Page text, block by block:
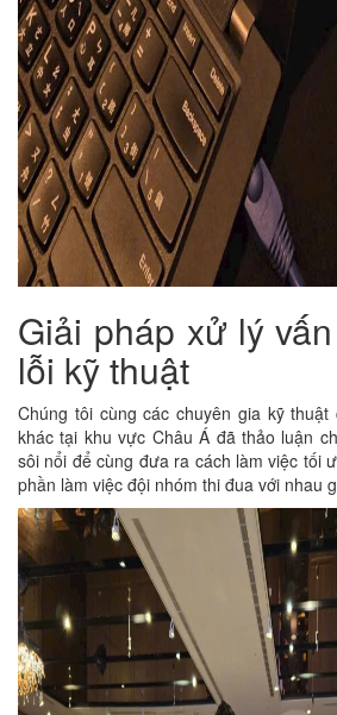
Giải pháp xử lý
lỗi kỹ thuật
Chúng tôi cùng các chuyên gia kỹ
khác tại khu vực Châu Á đã thảo luận
sôi nổi để cùng đưa ra cách làm việc tối
phần làm việc đội nhóm thi đua với nhau